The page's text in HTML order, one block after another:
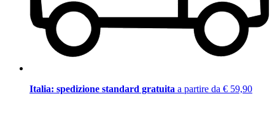
Italia: spedizione standard gratuita a partire da € 59,90